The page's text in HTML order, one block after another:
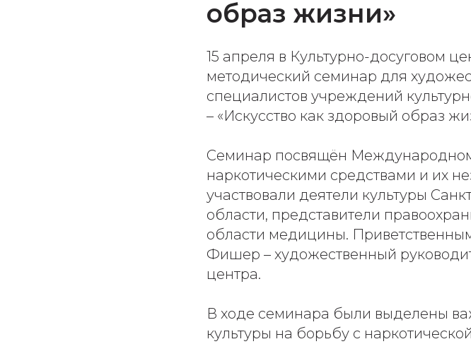
образ жизни»
15 апреля в Культурно-досуговом
методический семинар для
специалистов учреждений
– «Искусство как здоровый образ
Семинар посвящён
наркотическими средствами и их
участвовали деятели культуры
области, представители
области медицины.
Фишер – художественный
центра.
В ходе семинара были выделены
культуры на борьбу с